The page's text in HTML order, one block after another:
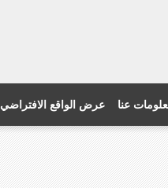
عرض الواقع الافتراضي عنا